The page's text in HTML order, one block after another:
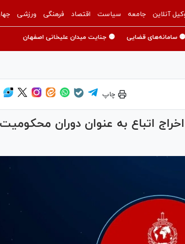
آنلاین جامعه سیاست اقتصاد فرهنگی ورزشی
🟡 سامانه‌های قضایی 🟡 جنایت میدان علیخانی اصفهان
چاپ
اتباع به عنوان دوران محکومیت